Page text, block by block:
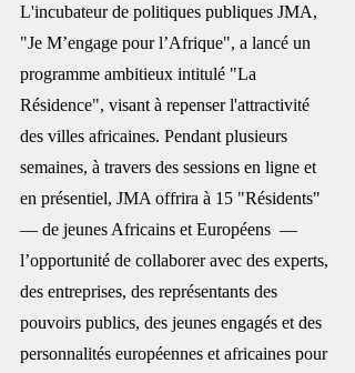
L'incubateur de politiques publiques JMA,
"Je M’engage pour l’Afrique", a lancé un
programme ambitieux intitulé "La
Résidence", visant à repenser l'attractivité
des villes africaines. Pendant plusieurs
semaines, à travers des sessions en ligne et
en présentiel, JMA offrira à 15 "Résidents"
— de jeunes Africains et Européens  —
l’opportunité de collaborer avec des experts,
des entreprises, des représentants des
pouvoirs publics, des jeunes engagés et des
personnalités européennes et africaines pour